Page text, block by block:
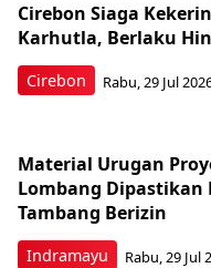
Cirebon
Cirebon Siaga
Karhutla, Berlaku
Rabu, 29 Jul
Indramayu
Material Urugan
Lombang Dipastikan
Tambang Berizin
Rabu, 29 Jul